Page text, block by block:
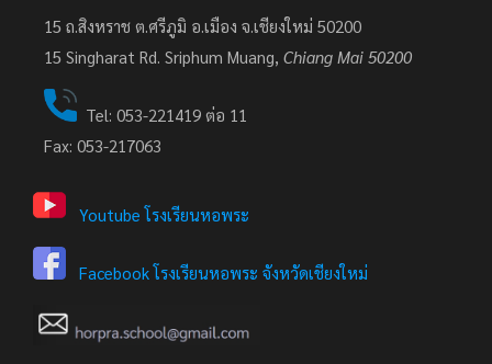
15 ถ.สิงหราช ต.ศรีภูมิ อ.เมือง จ.เชียงใหม่ 50200
15 Singharat Rd. Sriphum Muang, Chiang Mai 50200
Tel: 053-221419 ต่อ 11
Fax: 053-217063
Youtube โรงเรียนหอพระ
Facebook โรงเรียนหอพระ จังหวัดเชียงใหม่